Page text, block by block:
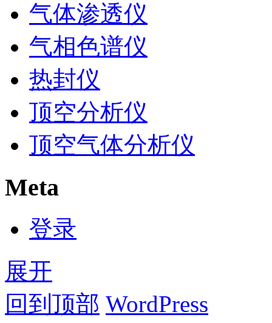
气体渗透仪
气相色谱仪
热封仪
顶空分析仪
顶空气体分析仪
Meta
登录
展开
回到顶部 WordPress